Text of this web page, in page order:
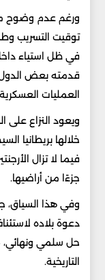
ورغم عدم وضوح ما
توقيت التسريب
في ظل استياء
قدمته بعض الدول
العمليات
فيما لا تزال
جزءًا من أراضيها.
وفي هذا السياق،
دعوة بلاده
حل سلمي ونهائي،
التاريخية.